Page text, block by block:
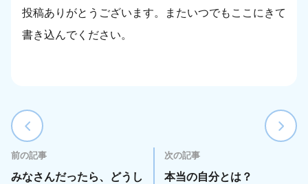
投稿ありがとうございます。またいつでもここにきて
書き込んでください。
前の記事
みなさんだったら、どうし
次の記事
本当の自分とは？